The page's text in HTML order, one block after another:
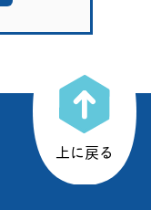
上に戻る